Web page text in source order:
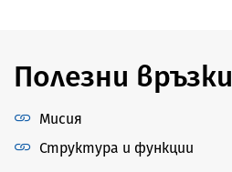
Полезни връзки
Мисия
Структура и функции